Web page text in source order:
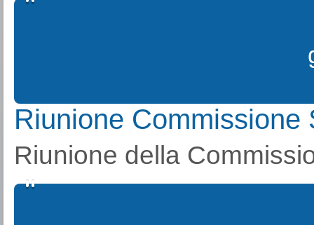
Riunione Commissione
Riunione della